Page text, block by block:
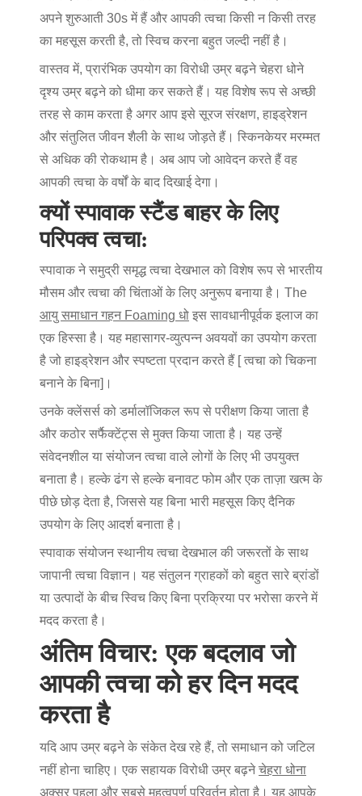
अपने शुरुआती 30s में हैं और आपकी त्वचा किसी न किसी तरह
का महसूस करती है, तो स्विच करना बहुत जल्दी नहीं है।
वास्तव में, प्रारंभिक उपयोग का विरोधी उम्र बढ़ने चेहरा धोने
दृश्य उम्र बढ़ने को धीमा कर सकते हैं। यह विशेष रूप से अच्छी
तरह से काम करता है अगर आप इसे सूरज संरक्षण, हाइड्रेशन
और संतुलित जीवन शैली के साथ जोड़ते हैं। स्किनकेयर मरम्मत
से अधिक की रोकथाम है। अब आप जो आवेदन करते हैं वह
आपकी त्वचा के वर्षों के बाद दिखाई देगा।
क्यों स्पावाक स्टैंड बाहर के लिए
परिपक्व त्वचा:
स्पावाक ने समुद्री समृद्ध त्वचा देखभाल को विशेष रूप से भारतीय
मौसम और त्वचा की चिंताओं के लिए अनुरूप बनाया है। The
आयु समाधान गहन Foaming धो इस सावधानीपूर्वक इलाज का
एक हिस्सा है। यह महासागर-व्युत्पन्न अवयवों का उपयोग करता
है जो हाइड्रेशन और स्पष्टता प्रदान करते हैं [ त्वचा को चिकना
बनाने के बिना]।
उनके क्लेंसर्स को डर्मालॉजिकल रूप से परीक्षण किया जाता है
और कठोर सर्फैक्टेंट्स से मुक्त किया जाता है। यह उन्हें
संवेदनशील या संयोजन त्वचा वाले लोगों के लिए भी उपयुक्त
बनाता है। हल्के ढंग से हल्के बनावट फोम और एक ताज़ा खत्म के
पीछे छोड़ देता है, जिससे यह बिना भारी महसूस किए दैनिक
उपयोग के लिए आदर्श बनाता है।
स्पावाक संयोजन स्थानीय त्वचा देखभाल की जरूरतों के साथ
जापानी त्वचा विज्ञान। यह संतुलन ग्राहकों को बहुत सारे ब्रांडों
या उत्पादों के बीच स्विच किए बिना प्रक्रिया पर भरोसा करने में
मदद करता है।
अंतिम विचार: एक बदलाव जो
आपकी त्वचा को हर दिन मदद
करता है
यदि आप उम्र बढ़ने के संकेत देख रहे हैं, तो समाधान को जटिल
नहीं होना चाहिए। एक सहायक विरोधी उम्र बढ़ने चेहरा धोना
अक्सर पहला और सबसे महत्वपूर्ण परिवर्तन होता है। यह आपके